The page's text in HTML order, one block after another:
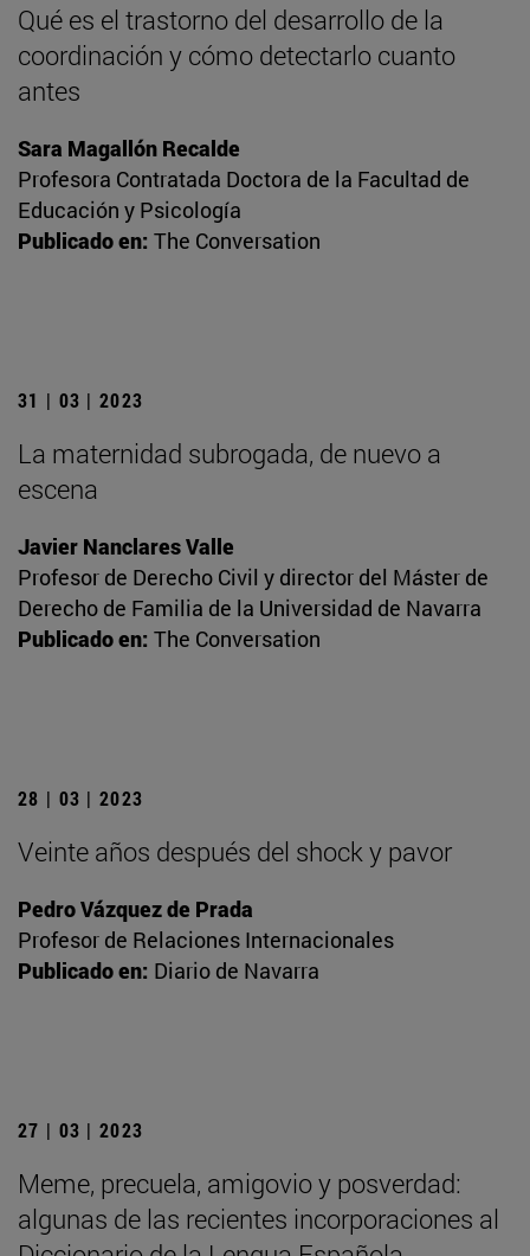
Qué es el trastorno del desarrollo de la
coordinación y cómo detectarlo cuanto
antes
Sara Magallón Recalde
Profesora Contratada Doctora de la Facultad de
Educación y Psicología
Publicado en: The Conversation
31 | 03 | 2023
La maternidad subrogada, de nuevo a
escena
Javier Nanclares Valle
Profesor de Derecho Civil y director del Máster de
Derecho de Familia de la Universidad de Navarra
Publicado en: The Conversation
28 | 03 | 2023
Veinte años después del shock y pavor
Pedro Vázquez de Prada
Profesor de Relaciones Internacionales
Publicado en: Diario de Navarra
27 | 03 | 2023
Meme, precuela, amigovio y posverdad:
algunas de las recientes incorporaciones al